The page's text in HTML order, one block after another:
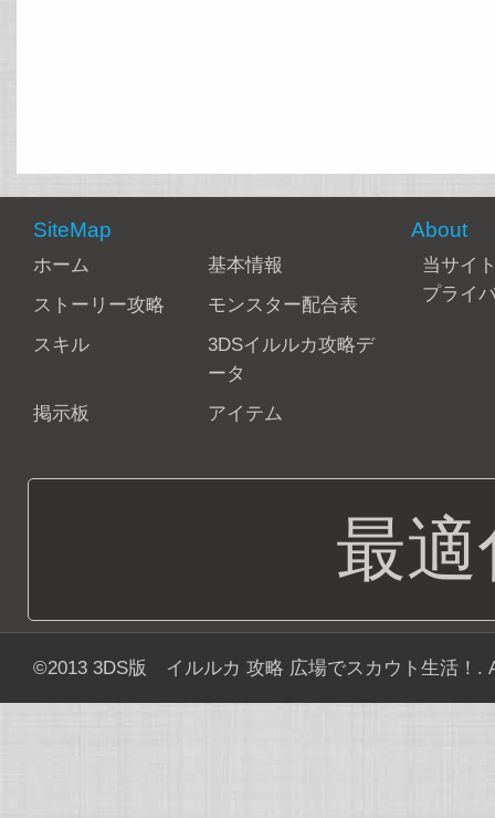
SiteMap
ホーム
基本情報
ストーリー攻略
モンスター配合表
スキル
3DSイルルカ攻略デ
ータ
掲示板
アイテム
About
当サイ
プライ
最
©2013 3DS版 イルルカ 攻略 広場でスカウト生活！ .